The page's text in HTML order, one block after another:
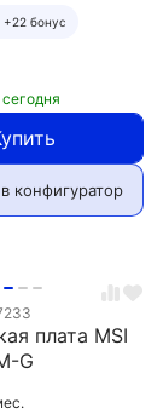
+22 бонус
сегодня
конфигуратор
плата MSI
G